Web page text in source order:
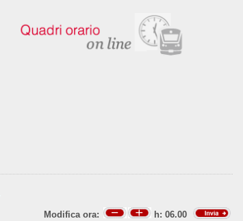
Modifica ora: h: 06.00